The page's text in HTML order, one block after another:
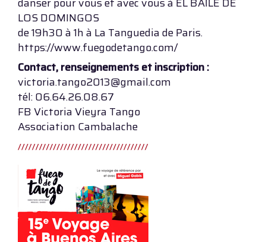
LOS DOMINGOS
de 19h30 à 1h à La Tanguedia de Paris.
https://www.fuegodetango.com/
Contact, renseignements et inscription :
victoria.tango2013@gmail.com
tél: 06.64.26.08.67
FB Victoria Vieyra Tango
Association Cambalache